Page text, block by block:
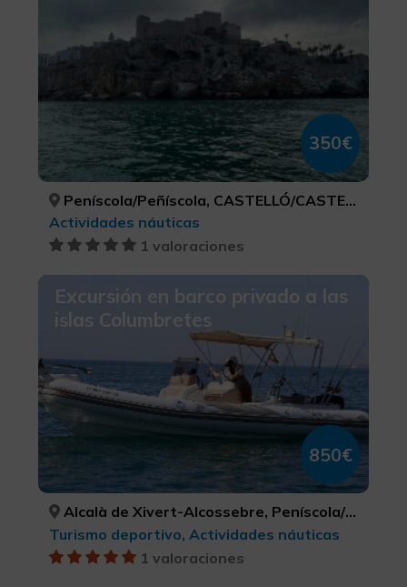
350€
Peníscola/Peñíscola, CASTELLÓ/CASTELLÓN
Actividades náuticas
1 valoraciones
Excursión en barco privado a las
islas Columbretes
850€
Alcalà de Xivert-Alcossebre, Peníscola/Peñíscola, CASTELLÓ/CASTELLÓN, CASTELLÓ/CASTELLÓN
Turismo deportivo, Actividades náuticas
1 valoraciones